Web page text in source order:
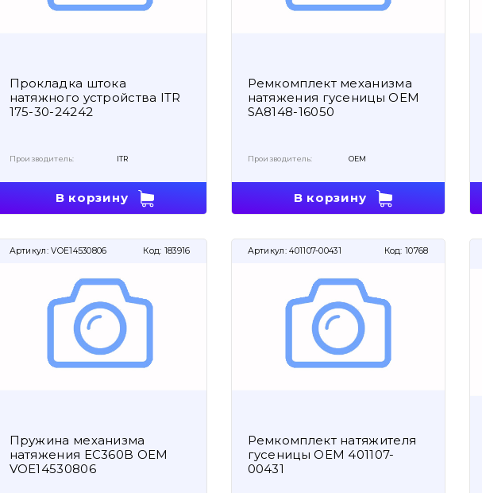
Прокладка штока
натяжного устройства ITR
175-30-24242
Производитель: ITR
В корзину
Ремкомплект механизма
натяжения гусеницы OEM
SA8148-16050
Производитель: OEM
В корзину
Артикул: VOE14530806 Код: 183916
Пружина механизма
натяжения EC360B OEM
VOE14530806
Артикул: 401107-00431 Код: 10768
Ремкомплект натяжителя
гусеницы OEM 401107-
00431